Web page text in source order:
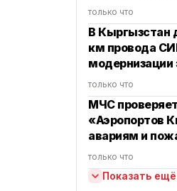
только что
В Кыргызстан
км провода
модернизации
только что
МЧС
«Аэропортов
авариям и
только что
Показать ещё